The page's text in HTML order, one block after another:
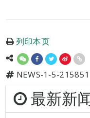
列印本页
NEWS-1-5-215851
最新新